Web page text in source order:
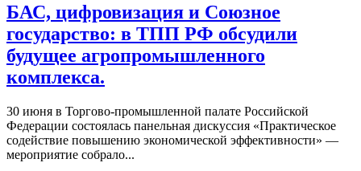
БАС, цифровизация и Союзное
государство: в ТПП РФ обсудили
будущее агропромышленного
комплекса.
30 июня в Торгово-промышленной палате Российской
Федерации состоялась панельная дискуссия «Практическое
содействие повышению экономической эффективности» —
мероприятие собрало...